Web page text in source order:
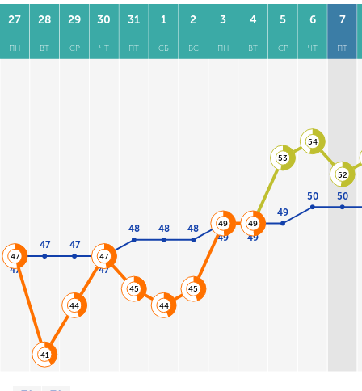
27
ПН
28
ВТ
29
СР
30
ЧТ
31
ПТ
1
СБ
2
ВС
3
ПН
4
ВТ
5
СР
6
ЧТ
7
ПТ
47
47 47
47
48 48 48
49 49
49
50 50
47
41
44
47
45
44
45
49 49
53
54
52